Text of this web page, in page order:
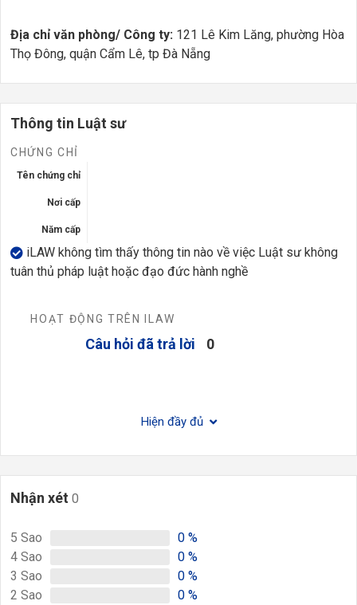
Địa chỉ văn phòng/ Công ty: 121 Lê Kim Lăng, phường Hòa
Thọ Đông, quận Cẩm Lê, tp Đà Nẵng
Thông tin Luật sư
CHỨNG CHỈ
Tên chứng chỉ
Nơi cấp
Năm cấp
iLAW không tìm thấy thông tin nào về việc Luật sư không
tuân thủ pháp luật hoặc đạo đức hành nghề
HOẠT ĐỘNG TRÊN ILAW
Câu hỏi đã trả lời 0
Hiện đầy đủ
Nhận xét 0
5 Sao 0 %
4 Sao 0 %
3 Sao 0 %
2 Sao 0 %